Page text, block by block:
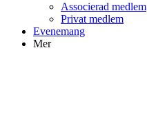
Associerad medlem
Privat medlem
Evenemang
Mer